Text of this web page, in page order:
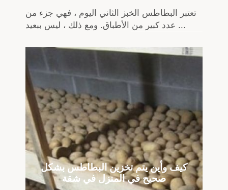
تعتبر البطاطس الخبز الثاني اليوم ، فهي جزء من
عدد كبير من الأطباق. ومع ذلك ، ليس ببعيد ...
كيف وأين يتم تخزين البطاطس بشكل
صحيح في المنزل في شقة